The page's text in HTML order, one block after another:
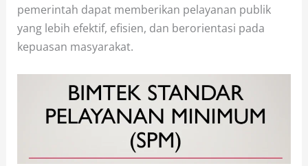
pemerintah dapat memberikan pelayanan publik
yang lebih efektif, efisien, dan berorientasi pada
kepuasan masyarakat.